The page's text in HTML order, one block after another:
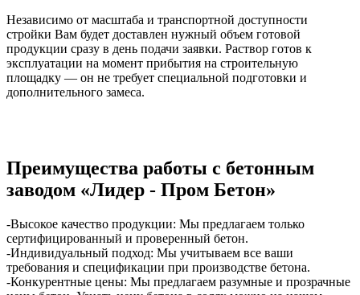
Независимо от масштаба и транспортной доступности
стройки Вам будет доставлен нужный объем готовой
продукции сразу в день подачи заявки. Раствор готов к
эксплуатации на момент прибытия на строительную
площадку — он не требует специальной подготовки и
дополнительного замеса.
Преимущества работы с бетонным
заводом «Лидер - Пром Бетон»
-Высокое качество продукции: Мы предлагаем только
сертифицированный и проверенный бетон.
-Индивидуальный подход: Мы учитываем все ваши
требования и спецификации при производстве бетона.
-Конкурентные цены: Мы предлагаем разумные и прозрачные